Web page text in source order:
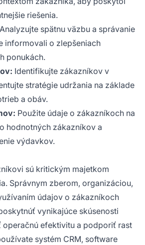
riešenia.
Analyzujte spätnu väzbu a správanie
informovali o zlepšeniach
ponukách.
Identifikujte zákazníkov v
stratégie udržania na základe
a obáv.
Použite údaje o zákazníkoch na
hodnotných zákazníkov a
výdavkov.
sú kritickým majetkom
Správnym zberom, organizáciou,
údajov o zákazníkoch
vynikajúce skúsenosti
operačnú efektivitu a podporiť rast
systém CRM, software